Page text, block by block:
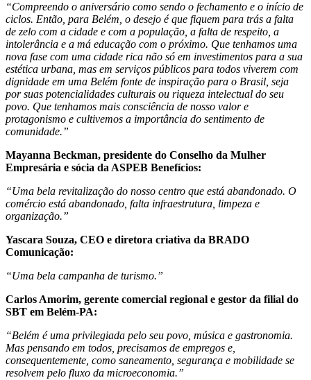
“Compreendo o aniversário como sendo o fechamento e o início de
ciclos. Então, para Belém, o desejo é que fiquem para trás a falta
de zelo com a cidade e com a população, a falta de respeito, a
intolerância e a má educação com o próximo. Que tenhamos uma
nova fase com uma cidade rica não só em investimentos para a sua
estética urbana, mas em serviços públicos para todos viverem com
dignidade em uma Belém fonte de inspiração para o Brasil, seja
por suas potencialidades culturais ou riqueza intelectual do seu
povo. Que tenhamos mais consciência de nosso valor e
protagonismo e cultivemos a importância do sentimento de
comunidade.”
Mayanna Beckman, presidente do Conselho da Mulher
Empresária e sócia da ASPEB Benefícios:
“Uma bela revitalização do nosso centro que está abandonado. O
comércio está abandonado, falta infraestrutura, limpeza e
organização.”
Yascara Souza, CEO e diretora criativa da BRADO
Comunicação:
“Uma bela campanha de turismo.”
Carlos Amorim, gerente comercial regional e gestor da filial do
SBT em Belém-PA:
“Belém é uma privilegiada pelo seu povo, música e gastronomia.
Mas pensando em todos, precisamos de empregos e,
consequentemente, como saneamento, segurança e mobilidade se
resolvem pelo fluxo da microeconomia.”